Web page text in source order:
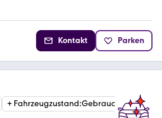
Kontakt Parken
+ Fahrzeugzustand:Gebraucht